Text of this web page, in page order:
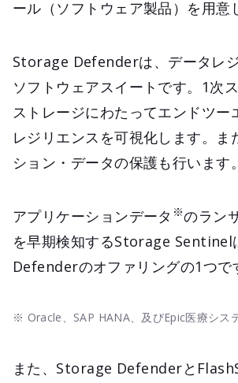
ール（ソフトウェア製品）を用意
Storage Defenderは、データレ
ソフトウェアスイートです。1次
ストレージにわたってエンドツー
レジリエンスを可視化します。ま
ション・データの保護も行います。
アプリケーションデータ ※のラン
を早期検知するStorage
Defenderのオファリングの1つで
※ Oracle、SAP HANA、及びEpic医療シス
また、Storage Defenderと